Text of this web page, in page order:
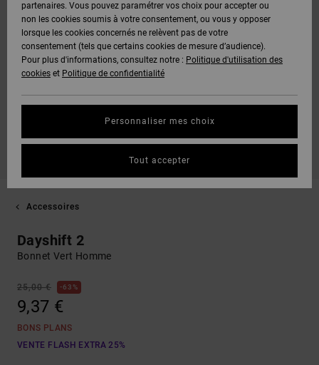
Accessoires
Dayshift 2
Bonnet Vert Homme
25,00 € 63%
9,37 €
BONS PLANS
VENTE FLASH EXTRA 25%
partenaires. Vous pouvez paramétrer vos choix pour accepter ou
non les cookies soumis à votre consentement, ou vous y opposer
lorsque les cookies concernés ne relèvent pas de votre
consentement (tels que certains cookies de mesure d’audience).
Pour plus d'informations, consultez notre : Politique d'utilisation des
cookies et Politique de confidentialité
Personnaliser mes choix
Tout accepter